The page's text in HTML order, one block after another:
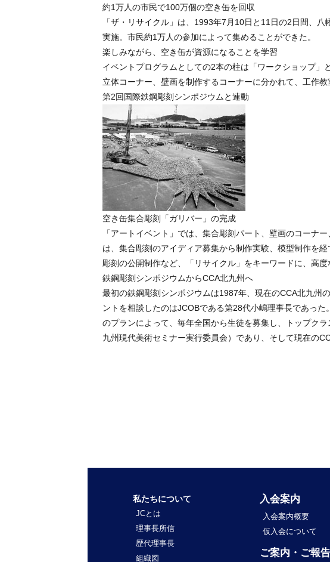
約1万人の市民で100万個の空き缶を回収
「ザ・リサイクル」は、1993年7月10日と11日の2日間、
実施。市民約1万人の参加によって集めることができた。
楽しみながら、空き缶が資源になることを学習
イベントプログラムとしての2本の柱は「ワークショップ」
立体コーナー、壁画を制作するコーナーに分かれて、工作教
第2回国際鉄鋼彫刻シンポジウムと連動
空き缶集合彫刻「ガリバー」の完成
「アートイベント」では、集合彫刻パート、壁画のコーナ
は、集合彫刻のアイディア募集から制作実験、模型制作を
彫刻の公開制作など、「リサイクル」をキーワードに、高
鉄鋼彫刻シンポジウムからCCA北九州へ
最初の鉄鋼彫刻シンポジウムは1987年、現在のCCA北九州
ントを相談したのはJCOBである第28代小嶋理事長であっ
のプランによって、毎年全国から生徒を募集し、トップク
九州現代美術セミナー実行委員会）であり、そして現在の
私たちについて
JCとは
理事長所信
歴代理事長
組織図
入会案内
入会案内概要
仮入会について
ご案内・ご報告